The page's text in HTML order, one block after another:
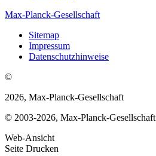
Max-Planck-Gesellschaft
Sitemap
Impressum
Datenschutzhinweise
©
2026, Max-Planck-Gesellschaft
© 2003-2026, Max-Planck-Gesellschaft
Web-Ansicht
Seite Drucken